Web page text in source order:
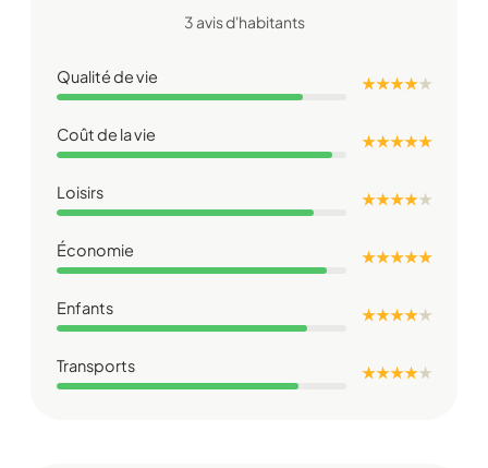
3 avis d'habitants
Qualité de vie ★ ★ ★ ★★
Coût de la vie ★ ★ ★ ★ ★
Loisirs ★ ★ ★ ★★
Économie ★ ★ ★ ★ ★
Enfants ★ ★ ★ ★★
Transports ★ ★ ★ ★★